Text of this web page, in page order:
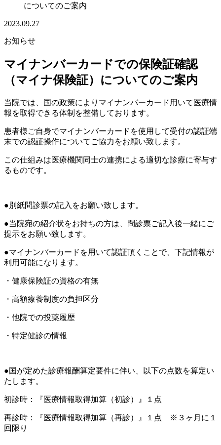
についてのご案内
2023.09.27
お知らせ
マイナンバーカードでの保険証確認
（マイナ保険証）についてのご案内
当院では、国の政策によりマイナンバーカード用いて医療情
報を取得できる体制を整備しております。
患者様ご自身でマイナンバーカードを使用して受付の認証端
末での認証操作についてご協力をお願い致します。
この仕組みは医療機関同士の連携による適切な診療に寄与す
るものです。
●別紙問診票の記入をお願い致します。
●当院宛の紹介状をお持ちの方は、問診票ご記入後一緒にご
提示をお願い致します。
●マイナンバーカードを用いて認証頂くことで、下記情報が
利用可能になります。
・健康保険証の資格の有無
・高額療養制度の負担区分
・他院での投薬履歴
・特定健診の情報
●国が定めた診療報酬算定要件に伴い、以下の点数を算定い
たします。
初診時：『医療情報取得加算（初診）』１点
再診時：『医療情報取得加算（再診）』１点 ※３ヶ月に１
回限り